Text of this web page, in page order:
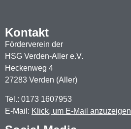
Kontakt
Förderverein der
HSG Verden-Aller e.V.
Heckenweg 4
27283 Verden (Aller)
Tel.: 0173 1607953
E-Mail: Klick, um E-Mail anzuzeigen